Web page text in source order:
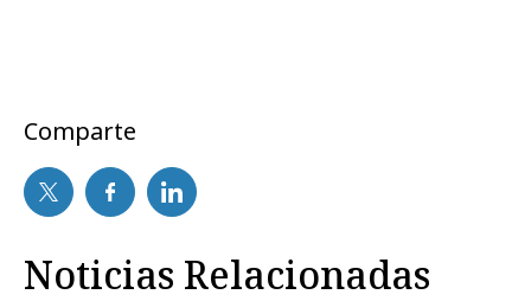
Comparte
Noticias Relacionadas